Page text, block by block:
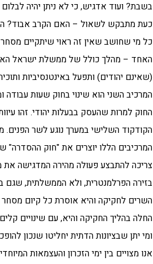
בשבת? ועוד אדגיש, כי לא ניתן יהיה
כעת מתבקש לשאול – האם הקרב אבוד?
כל מי שחושב שאין זה ראוי שיתקיים
האחד – מהלך כולל של ממשלת ישראל
(שאינם יהודים) ותפעל באינטנסיביות
המרכיב השני הוא שינוי בחוק שעות
החוק למרות שהעסק בבעלות יהודי. זהו
הקודקוד השלישי במערך נוגע לשר
המרכיבים הללו יוצרים את "חוק ההסדרה"
צריכה להתבצע פעולה מהירה המדגישה
בזירה הפרלמנטרית, ולא הממשלתית, שגם
השרים לחקיקה והיא אוסרת כל קיום
החלה בהליך החקיקה והיא, עם שינויים
ומי יתן שבציונות הדתית יחליטו שנכון
אנו מצויים בין ימי הזכרון והעצמאות